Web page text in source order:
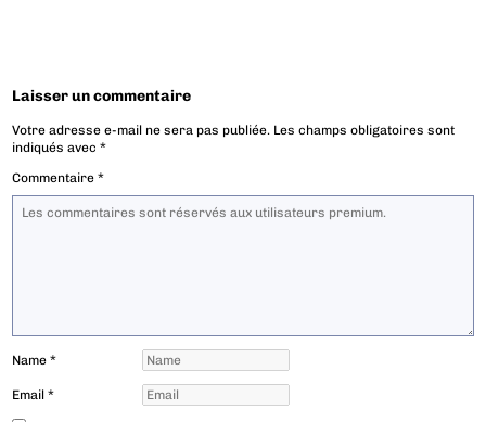
Laisser un commentaire
Votre adresse e-mail ne sera pas publiée. Les champs obligatoires sont
indiqués avec*
Commentaire*
Name*
Email*